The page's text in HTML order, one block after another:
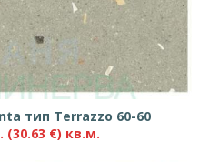
тип Terrazzo 60-60
(30.63 €) кв.м.